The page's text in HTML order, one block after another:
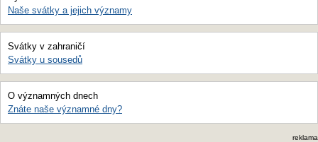
Naše svátky a jejich významy
Svátky v zahraničí
Svátky u sousedů
O významných dnech
Znáte naše významné dny?
reklama